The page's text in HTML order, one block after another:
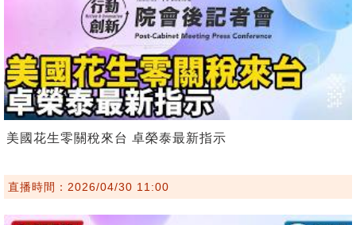
美國花生零關稅來台 卓榮泰最新指示
直播時間：2026/04/30 11:00